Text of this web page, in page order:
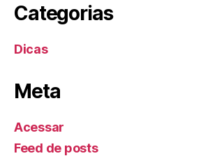
Categorias
Dicas
Meta
Acessar
Feed de posts